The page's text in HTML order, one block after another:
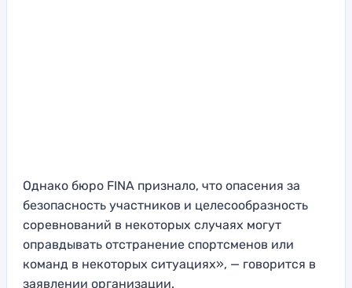
Однако бюро FINA признало, что опасения за
безопасность участников и целесообразность
соревнований в некоторых случаях могут
оправдывать отстранение спортсменов или
команд в некоторых ситуациях», — говорится в
заявлении организации.